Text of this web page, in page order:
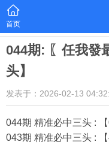
首页
044期: 〖任我發
头】
发表于：2026-02-13
044期 精准必中三头 :
043期 精准必中三头 :